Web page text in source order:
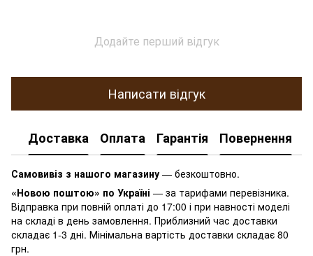
Додайте перший відгук
Написати відгук
Доставка Оплата Гарантія Повернення
Самовивіз з нашого магазину — безкоштовно.
«Новою поштою» по Україні — за тарифами перевізника.
Відправка при повній оплаті до 17:00 і при навності моделі
на складі в день замовлення. Приблизний час доставки
складає 1-3 дні. Мінімальна вартість доставки складає 80
грн.